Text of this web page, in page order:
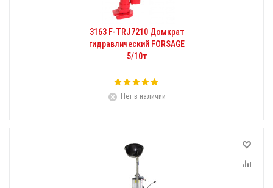
3163 F-TRJ7210 Домкрат
гидравлический FORSAGE
5/10т
Нет в наличии